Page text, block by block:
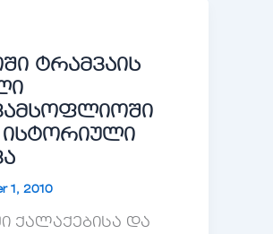
ტრამვაის
მსოფლიოში
ისტორიული
1, 2010
ქალაქებისა და